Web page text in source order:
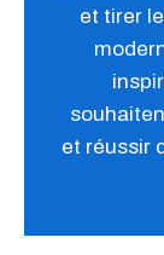
et tirer
et réussir